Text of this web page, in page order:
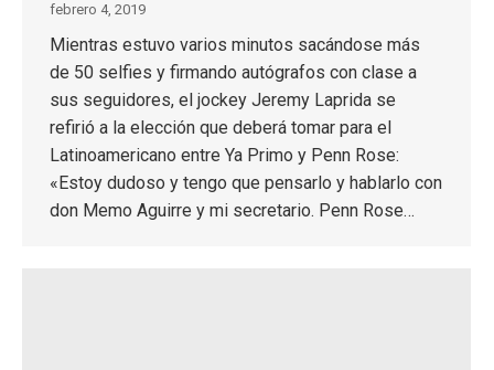
febrero 4, 2019
Mientras estuvo varios minutos sacándose más
de 50 selfies y firmando autógrafos con clase a
sus seguidores, el jockey Jeremy Laprida se
refirió a la elección que deberá tomar para el
Latinoamericano entre Ya Primo y Penn Rose:
«Estoy dudoso y tengo que pensarlo y hablarlo con
don Memo Aguirre y mi secretario. Penn Rose…